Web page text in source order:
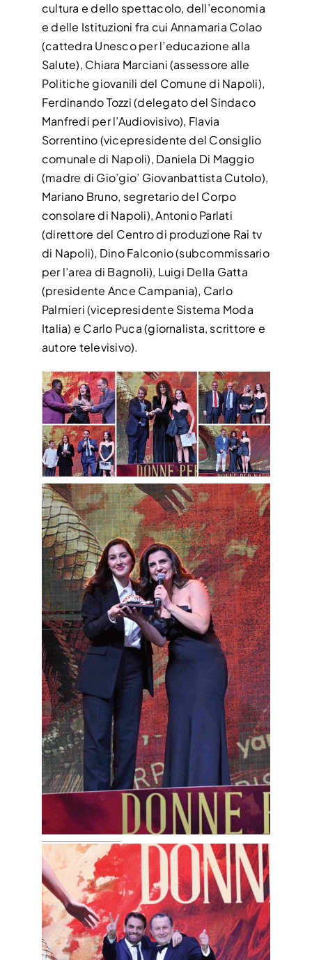
cultura e dello spettacolo, dell’economia
e delle Istituzioni fra cui Annamaria Colao
(cattedra Unesco per l’educazione alla
Salute), Chiara Marciani (assessore alle
Politiche giovanili del Comune di Napoli),
Ferdinando Tozzi (delegato del Sindaco
Manfredi per l’Audiovisivo), Flavia
Sorrentino (vicepresidente del Consiglio
comunale di Napoli), Daniela Di Maggio
(madre di Gio’gio’ Giovanbattista Cutolo),
Mariano Bruno, segretario del Corpo
consolare di Napoli), Antonio Parlati
(direttore del Centro di produzione Rai tv
di Napoli), Dino Falconio (subcommissario
per l’area di Bagnoli), Luigi Della Gatta
(presidente Ance Campania), Carlo
Palmieri (vicepresidente Sistema Moda
Italia) e Carlo Puca (giornalista, scrittore e
autore televisivo).